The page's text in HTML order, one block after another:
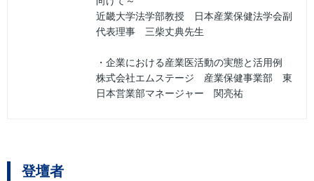
近畿大学法学部教授 日本産業保健法学会副
代表理事 三柴丈典先生
・企業における産業医活動の実態と活用例
株式会社エムステージ 産業保健事業部 東
日本営業部マネージャー 関亮祐
登壇者